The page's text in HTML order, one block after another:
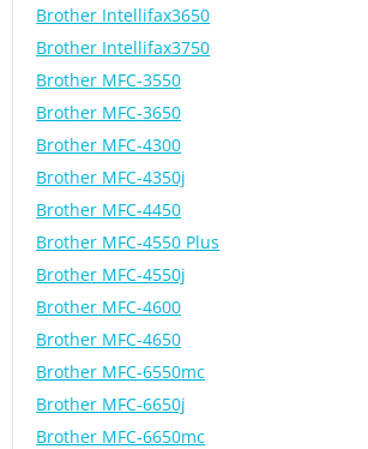
Brother Intellifax3650
Brother Intellifax3750
Brother MFC-3550
Brother MFC-3650
Brother MFC-4300
Brother MFC-4350j
Brother MFC-4450
Brother MFC-4550 Plus
Brother MFC-4550j
Brother MFC-4600
Brother MFC-4650
Brother MFC-6550mc
Brother MFC-6650j
Brother MFC-6650mc